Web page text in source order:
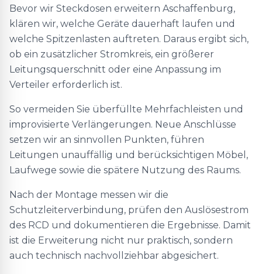
Bevor wir Steckdosen erweitern Aschaffenburg,
klären wir, welche Geräte dauerhaft laufen und
welche Spitzenlasten auftreten. Daraus ergibt sich,
ob ein zusätzlicher Stromkreis, ein größerer
Leitungsquerschnitt oder eine Anpassung im
Verteiler erforderlich ist.
So vermeiden Sie überfüllte Mehrfachleisten und
improvisierte Verlängerungen. Neue Anschlüsse
setzen wir an sinnvollen Punkten, führen
Leitungen unauffällig und berücksichtigen Möbel,
Laufwege sowie die spätere Nutzung des Raums.
Nach der Montage messen wir die
Schutzleiterverbindung, prüfen den Auslösestrom
des RCD und dokumentieren die Ergebnisse. Damit
ist die Erweiterung nicht nur praktisch, sondern
auch technisch nachvollziehbar abgesichert.